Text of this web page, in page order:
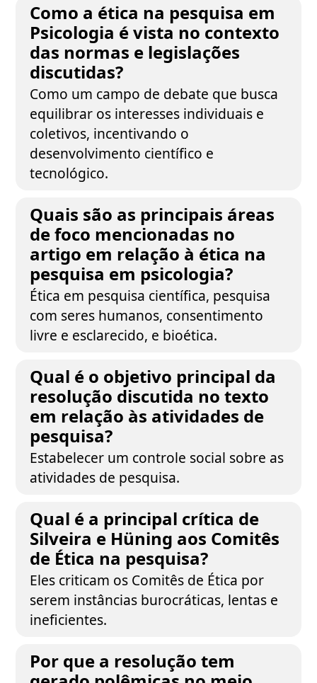
Como a ética na pesquisa em
Psicologia é vista no contexto
das normas e legislações
discutidas?
Como um campo de debate que busca
equilibrar os interesses individuais e
coletivos, incentivando o
desenvolvimento científico e
tecnológico.
Quais são as principais áreas
de foco mencionadas no
artigo em relação à ética na
pesquisa em psicologia?
Ética em pesquisa científica, pesquisa
com seres humanos, consentimento
livre e esclarecido, e bioética.
Qual é o objetivo principal da
resolução discutida no texto
em relação às atividades de
pesquisa?
Estabelecer um controle social sobre as
atividades de pesquisa.
Qual é a principal crítica de
Silveira e Hüning aos Comitês
de Ética na pesquisa?
Eles criticam os Comitês de Ética por
serem instâncias burocráticas, lentas e
ineficientes.
Por que a resolução tem